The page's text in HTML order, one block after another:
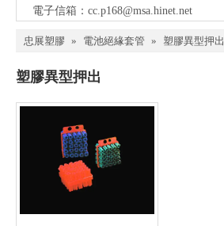
電子信箱： cc.p168@msa.hinet.net
忠展塑膠 » 電池絕緣套管 » 塑膠異型押出
塑膠異型押出